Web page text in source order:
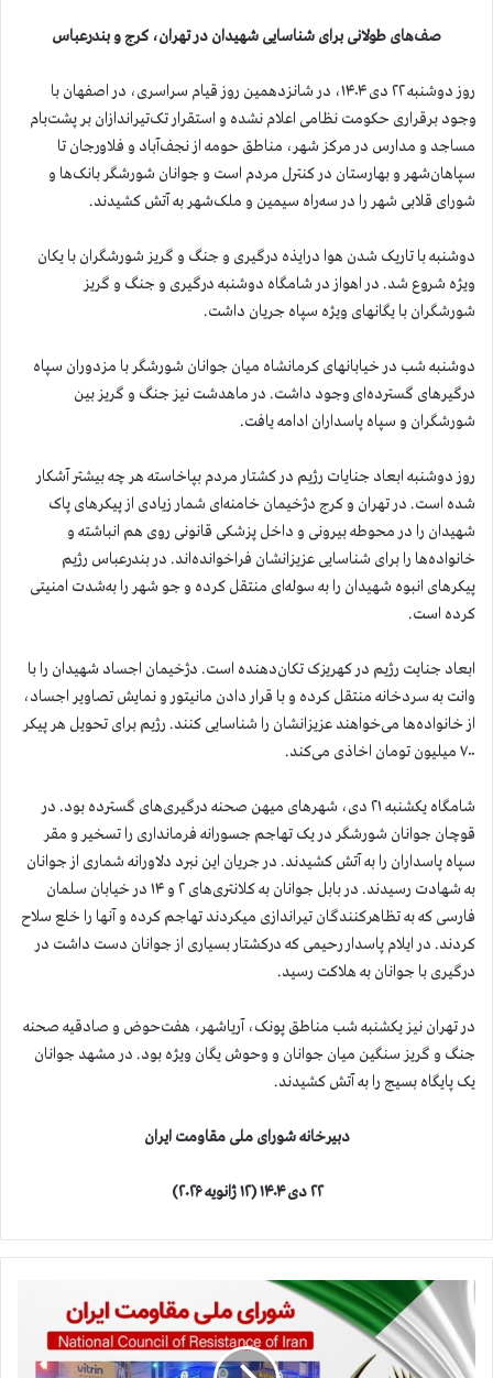
صف‌های طولانی برای شناسایی شهیدان در تهران، کرج و بندرعباس
روز دوشنبه ۲۲ دی ۱۴۰۴، در شانزدهمین روز قیام سراسری، در اصفهان با
وجود برقراری حکومت نظامی اعلام نشده و استقرار تک‌تیراندازان بر پشت‌بام
مساجد و مدارس در مرکز شهر، مناطق حومه از نجف‌آباد و فلاورجان تا
سپاهان‌شهر و بهارستان در کنترل مردم است و جوانان شورشگر بانک‌ها و
شورای قلابی شهر را در سه‌راه سیمین و ملک‌شهر به آتش کشیدند.
دوشنبه با تاریک شدن هوا درایذه درگیری و جنگ و گریز شورشگران با یکان
ویژه شروع شد. در اهواز در شامگاه دوشنبه درگیری و جنگ و گریز
شورشگران با یگانهای ویژه سپاه جریان داشت.
دوشنبه شب در خیابانهای کرمانشاه میان جوانان شورشگر با مزدوران سپاه
درگیرهای گسترده‌ای وجود داشت. در ماهدشت نیز جنگ و گریز بین
شورشگران و سپاه پاسداران ادامه یافت.
روز دوشنبه ابعاد جنایات رژیم در کشتار مردم بپاخاسته هر چه بیشتر آشکار
شده است. در تهران و کرج دژخیمان خامنه‌ای شمار زیادی از پیکرهای پاک
شهیدان را در محوطه بیرونی و داخل پزشکی قانونی روی هم انباشته و
خانواده‌ها را برای شناسایی عزیزانشان فراخوانده‌اند. در بندرعباس رژیم
پیکرهای انبوه شهیدان را به سوله‌ای منتقل کرده و جو شهر را به‌شدت امنیتی
کرده است.
ابعاد جنایت رژیم در کهریزک تکان‌دهنده است. دژخیمان اجساد شهیدان را با
وانت به سردخانه منتقل کرده و با قرار دادن مانیتور و نمایش تصاویر اجساد،
از خانواده‌ها می‌خواهند عزیزانشان را شناسایی کنند. رژیم برای تحویل هر پیکر
۷۰۰ میلیون تومان اخاذی می‌کند.
شامگاه یکشنبه ۲۱ دی، شهرهای میهن صحنه درگیری‌های گسترده بود. در
قوچان جوانان شورشگر در یک تهاجم جسورانه فرمانداری را تسخیر و مقر
سپاه پاسداران را به آتش کشیدند. در جریان این نبرد دلاورانه شماری از جوانان
به شهادت رسیدند. در بابل جوانان به کلانتری‌های ۲ و ۱۴ در خیابان سلمان
فارسی که به تظاهرکنندگان تیراندازی میکردند تهاجم کرده و آنها را خلع سلاح
کردند. در ایلام پاسدار رحیمی که درکشتار بسیاری از جوانان دست داشت در
درگیری با جوانان به هلاکت رسید.
در تهران نیز یکشنبه شب مناطق پونک، آریاشهر، هفت‌حوض و صادقیه صحنه
جنگ و گریز سنگین میان جوانان و وحوش یگان ویژه بود. در مشهد جوانان
یک پایگاه بسیج را به آتش کشیدند.
دبیرخانه شورای ملی مقاومت ایران
۲۲دی۱۴۰۴ (۱۲ ژانویه۲۰۲۶)
ا
م